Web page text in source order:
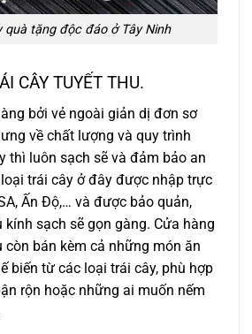
quà tặng độc đáo ở Tây Ninh
CÂY TUYẾT THU.
bởi vẻ ngoài giản dị đơn sơ
về chất lượng và quy trình
thì luôn sạch sẽ và đảm bảo an
trái cây ở đây được nhập trực
Ấn Độ,… và được bảo quản,
sạch sẽ gọn gàng. Cửa hàng
còn bán kèm cả những món ăn
biến từ các loại trái cây, phù hợp
rộn hoặc những ai muốn nếm